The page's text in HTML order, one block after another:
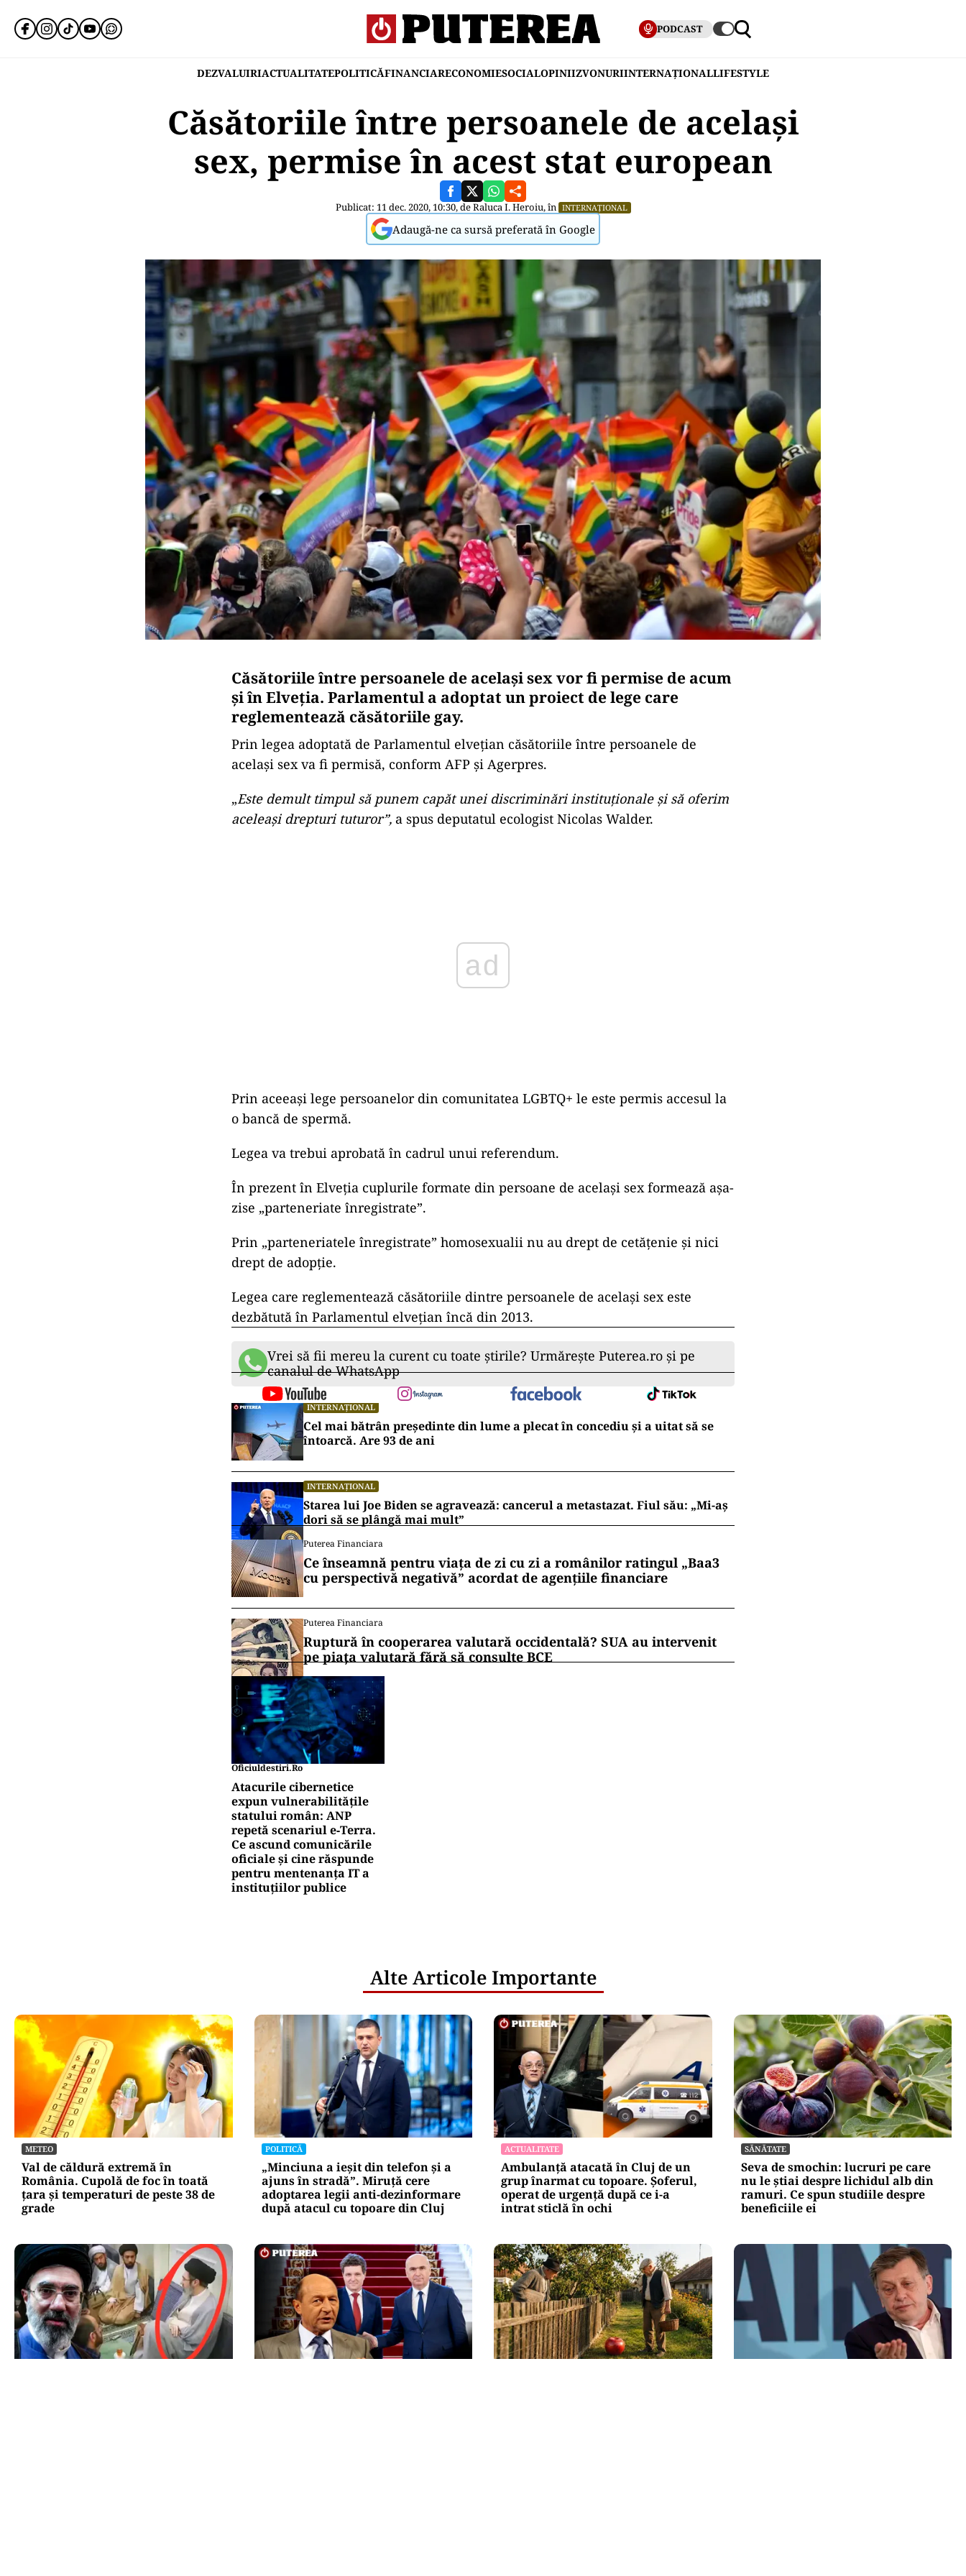
PODCAST
DEZVALUIRIACTUALITATEPOLITICĂFINANCIARECONOMIESOCIALOPINIIZVONURIINTERNAȚIONALLIFESTYLE
Căsătoriile între persoanele de același
sex, permise în acest stat european
Publicat: 11 dec. 2020, 10:30, deRaluca I. Heroiu, în INTERNAȚIONAL
Adaugă-ne ca sursă preferată în Google
Căsătoriile între persoanele de același sex vor fi permise de acum
și în Elveția. Parlamentul a adoptat un proiect de lege care
reglementează căsătoriile gay.
Prin legea adoptată de Parlamentul elvețian căsătoriile între persoanele de
același sex va fi permisă, conform AFP și Agerpres.
„Este demult timpul să punem capăt unei discriminări instituţionale şi să oferim
aceleaşi drepturi tuturor”, a spus deputatul ecologist Nicolas Walder.
Prin aceeași lege persoanelor din comunitatea LGBTQ+ le este permis accesul la
o bancă de spermă.
Legea va trebui aprobată în cadrul unui referendum.
În prezent în Elveția cuplurile formate din persoane de același sex formează așa-
zise „parteneriate înregistrate”.
Prin „parteneriatele înregistrate” homosexualii nu au drept de cetățenie și nici
drept de adopție.
Legea care reglementează căsătoriile dintre persoanele de același sex este
dezbătută în Parlamentul elvețian încă din 2013.
Vrei să fii mereu la curent cu toate știrile? Urmărește Puterea.ro și pe
canalul de WhatsApp
INTERNAȚIONAL
Cel mai bătrân președinte din lume a plecat în concediu și a uitat să se
întoarcă. Are 93 de ani
INTERNAȚIONAL
Starea lui Joe Biden se agravează: cancerul a metastazat. Fiul său: „Mi-aș
dori să se plângă mai mult”
Puterea Financiara
Ce înseamnă pentru viața de zi cu zi a românilor ratingul „Baa3
cu perspectivă negativă” acordat de agențiile financiare
Puterea Financiara
Ruptură în cooperarea valutară occidentală? SUA au intervenit
pe piața valutară fără să consulte BCE
Oficiuldestiri.ro
Atacurile cibernetice
expun vulnerabilitățile
statului român: ANP
repetă scenariul e‑Terra.
Ce ascund comunicările
oficiale și cine răspunde
pentru mentenanța IT a
instituțiilor publice
Alte Articole Importante
METEO
Val de căldură extremă în
România. Cupolă de foc în toată
țara și temperaturi de peste 38 de
grade
POLITICĂ
„Minciuna a ieșit din telefon și a
ajuns în stradă”. Miruță cere
adoptarea legii anti-dezinformare
după atacul cu topoare din Cluj
ACTUALITATE
Ambulanță atacată în Cluj de un
grup înarmat cu topoare. Șoferul,
operat de urgență după ce i-a
intrat sticlă în ochi
SĂNĂTATE
Seva de smochin: lucruri pe care
nu le știai despre lichidul alb din
ramuri. Ce spun studiile despre
beneficiile ei